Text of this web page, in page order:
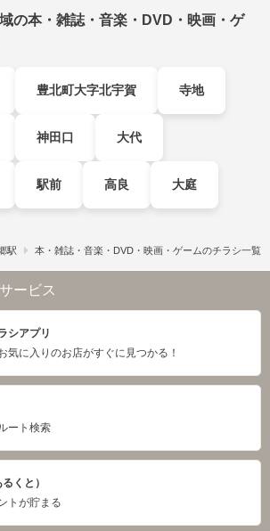
の本・雑誌・音楽・DVD・映画・ゲ
豊北町大字北宇賀 寺地
神田口 大代
駅前 高良 大庭
駅 本・雑誌・音楽・DVD・映画・ゲームのチラシ一覧
ービス
シアプリ
気に入りのお店がすぐに見つかる！
ート検索
くと）
トが貯まる